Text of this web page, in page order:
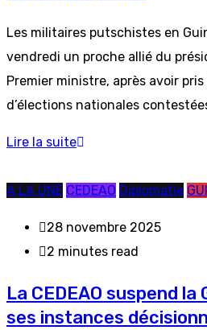
Les militaires putschistes en
vendredi un proche allié du
Premier ministre, après avoir
d’élections nationales
Lire la suite
A LA UNE CEDEAO Diplomatie
28 novembre 2025
2 minutes read
La CEDEAO suspend
ses instances